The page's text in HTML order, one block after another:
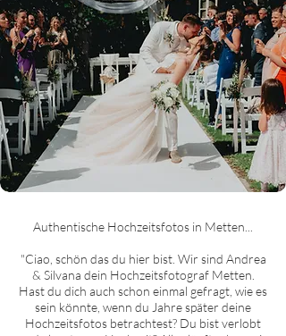
Authentische Hochzeitsfotos in Metten...
"Ciao, schön das du hier bist. Wir sind Andrea
& Silvana dein Hochzeitsfotograf Metten.
Hast du dich auch schon einmal gefragt, wie es
sein könnte, wenn du Jahre später deine
Hochzeitsfotos betrachtest? Du bist verlobt